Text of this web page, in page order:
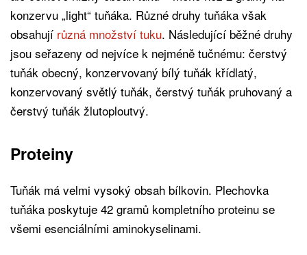
konzervu „light“ tuňáka. Různé druhy tuňáka však
obsahují různá množství tuku. Následující běžné druhy
jsou seřazeny od nejvíce k nejméně tučnému: čerstvý
tuňák obecný, konzervovaný bílý tuňák křídlatý,
konzervovaný světlý tuňák, čerstvý tuňák pruhovaný a
čerstvý tuňák žlutoploutvý.
Proteiny
Tuňák má velmi vysoký obsah bílkovin. Plechovka
tuňáka poskytuje 42 gramů kompletního proteinu se
všemi esenciálními aminokyselinami.